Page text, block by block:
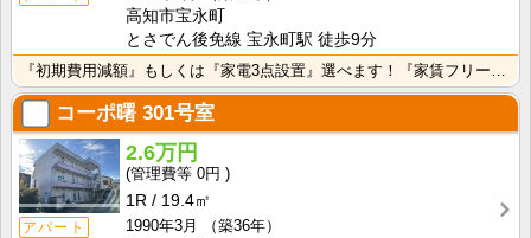
高知市宝永町
とさでん後免線 宝永町駅 徒歩9分
コーポ曙 301号室
アパート
2.6万円
0円
1R
19.4㎡
1990年3月
（築36年）